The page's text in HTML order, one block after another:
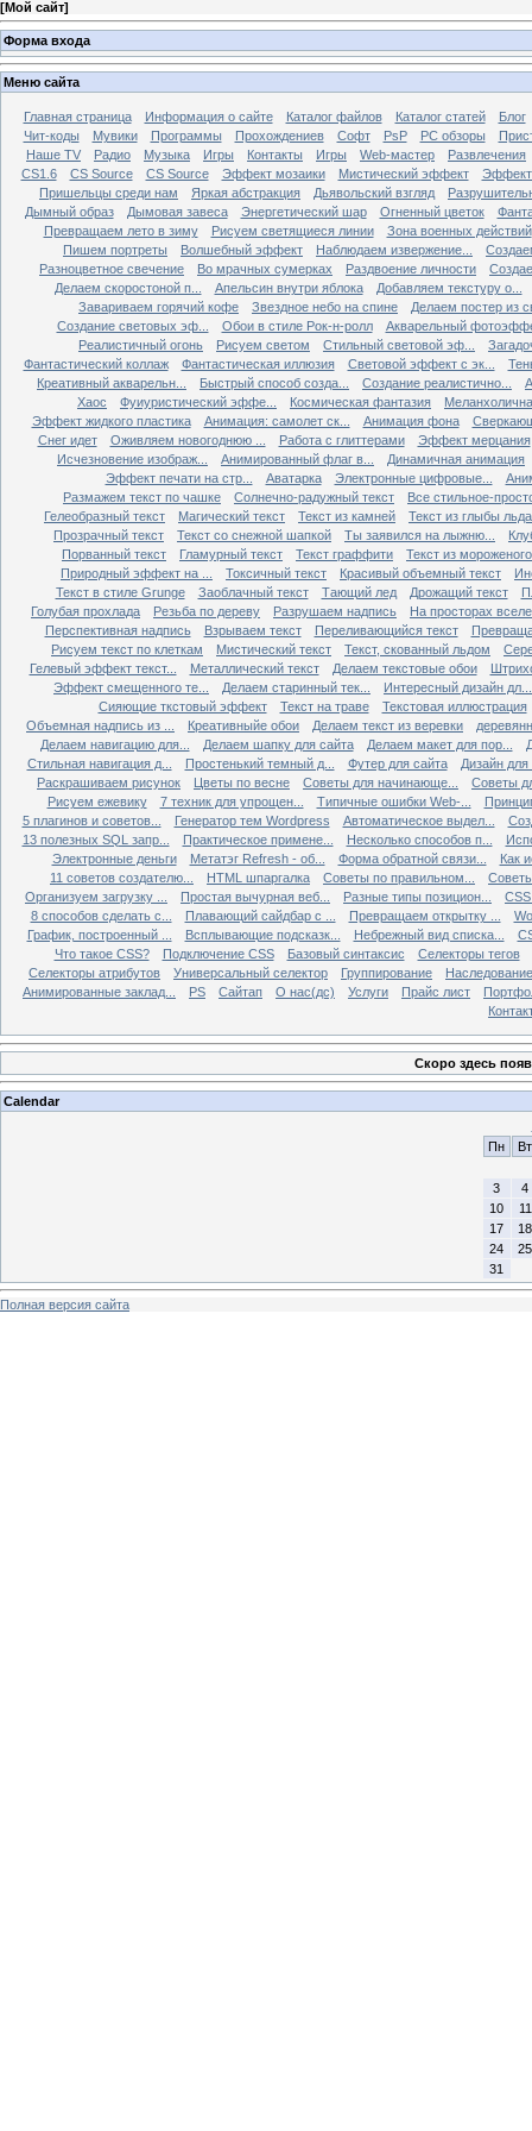
[Мой сайт]
Форма входа
Меню сайта
Главная страница Информация о сайте Каталог файлов Каталог статей
Блог
Чит-коды
Мувики Программы Прохождениев Софт PsP PC обзоры
Наше TV
Радио Музыка Игры Контакты Игры Web-мастер
Развлечения
CS1.6
CS Source CS Source Эффект мозаики Мистический эффект
Эффект
Пришельцы среди нам
Яркая абстракция Дьявольский взгляд
Дымный образ
Дымовая завеса Энергетический шар Огненный цветок
Превращаем лето в зиму
Рисуем светящиеся линии
Зона военных действий
Пишем портреты
Волшебный эффект Наблюдаем извержение...
Разноцветное свечение
Во мрачных сумерках Раздвоение личности
Делаем скоростоной п...
Апельсин внутри яблока
Добавляем текстуру о...
Завариваем горячий кофе
Звездное небо на спине
Делаем постер из
Создание световых эф...
Обои в стиле Рок-н-ролл
Акварельный
Реалистичный огонь
Рисуем светом Стильный световой эф...
Фантастический коллаж
Фантастическая иллюзия Световой эффект с эк...
Креативный акварельн...
Быстрый способ созда... Создание реалистично...
Хаос
Фуиуристический эффе... Космическая фантазия
Эффект жидкого пластика
Анимация: самолет ск... Анимация фона
Снег идет
Оживляем новогоднюю ... Работа с глиттерами
Эффект мерцания
Исчезновение изображ...
Анимированный флаг в...
Динамичная анимация
Эффект печати на стр...
Аватарка Электронные цифровые...
Размажем текст по чашке
Солнечно-радужный текст
Все стильное-
Гелеобразный текст
Магический текст Текст из камней
Текст из глыбы льда
Прозрачный текст
Текст со снежной шапкой Ты заявился на лыжню...
Порванный текст
Гламурный текст Текст граффити
Текст из мороженого
Природный эффект на ...
Токсичный текст Красивый объемный текст
Текст в стиле Grunge
Заоблачный текст Тающий лед Дрожащий текст
Голубая прохлада
Резьба по дереву Разрушаем надпись
На просторах
Перспективная надпись
Взрываем текст Переливающийся текст
Рисуем текст по клеткам
Мистический текст Текст, скованный льдом
Гелевый эффект текст...
Металлический текст Делаем текстовые обои
Эффект смещенного те...
Делаем старинный тек...
Интересный дизайн дл...
Сияющие ткстовый эффект
Текст на траве
Текстовая иллюстрация
Объемная надпись из ...
Креативныйе обои Делаем текст из веревки
Делаем навигацию для...
Делаем шапку для сайта Делаем макет для пор...
Стильная навигация д...
Простенький темный д... Футер для сайта
Дизайн для
Раскрашиваем рисунок
Цветы по весне Советы для начинающе...
Советы
Рисуем ежевику
7 техник для упрощен... Типичные ошибки Web-...
5 плагинов и советов...
Генератор тем Wordpress Автоматическое выдел...
13 полезных SQL запр...
Практическое примене... Несколько способов п...
Электронные деньги
Метатэг Refresh - об... Форма обратной связи...
Как
11 советов создателю...
HTML шпаргалка Советы по правильном...
Организуем загрузку ...
Простая вычурная веб... Разные типы позицион...
8 способов сделать с...
Плавающий сайдбар с ... Превращаем открытку ...
График, построенный ...
Всплывающие подсказк... Небрежный вид списка...
Что такое CSS?
Подключение CSS Базовый синтаксис
Селекторы тегов
Селекторы атрибутов
Универсальный селектор Группирование
Наследование
Анимированные заклад...
PS Сайтап О нас(дс) Услуги Прайс лист
Скоро здесь
Calendar
Пн
Вт
3
4
10
11
17
18
24
25
31
Полная версия сайта